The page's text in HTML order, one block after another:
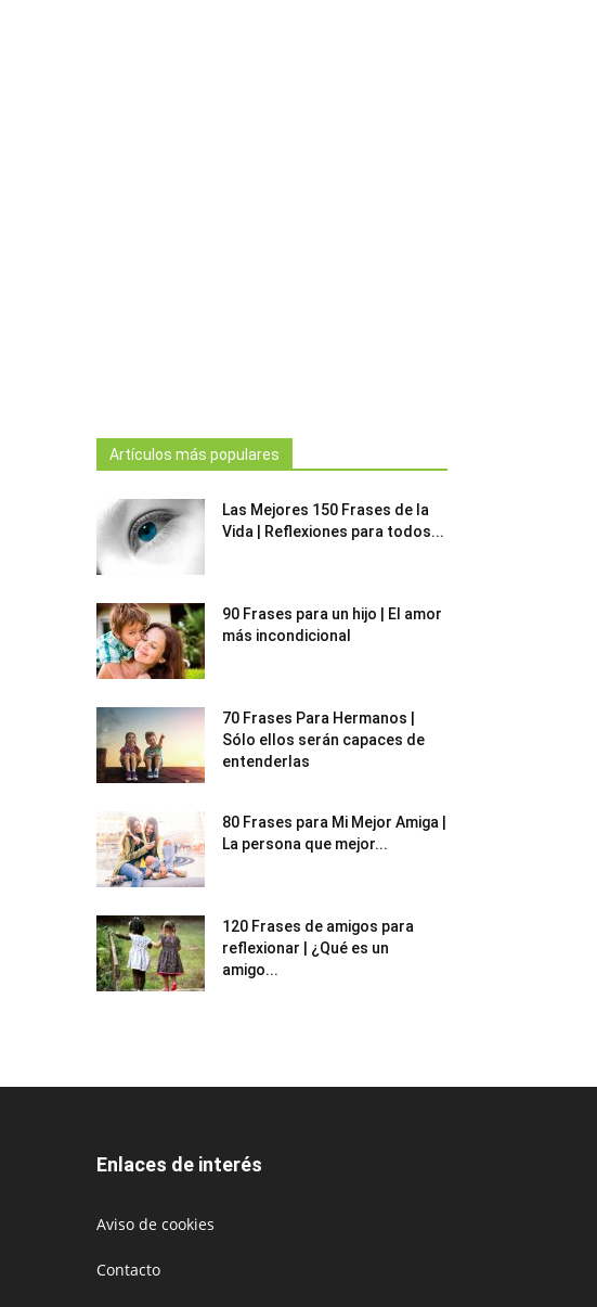
Artículos más populares
Las Mejores 150 Frases de la
Vida | Reflexiones para todos...
90 Frases para un hijo | El amor
más incondicional
70 Frases Para Hermanos |
Sólo ellos serán capaces de
entenderlas
80 Frases para Mi Mejor Amiga |
La persona que mejor...
120 Frases de amigos para
reflexionar | ¿Qué es un
amigo...
Enlaces de interés
Aviso de cookies
Contacto